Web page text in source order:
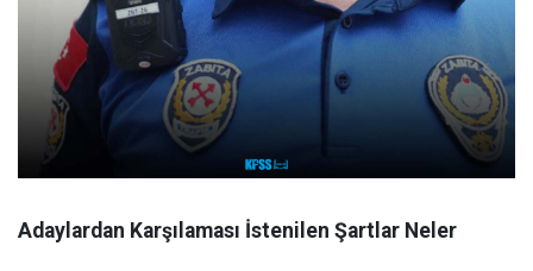
Adaylardan Karşılaması İstenilen Şartlar Neler